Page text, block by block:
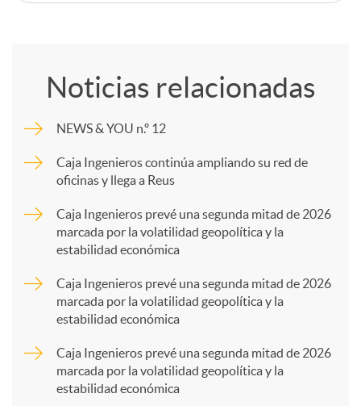
p
a
Noticias relacionadas
NEWS & YOU n.º 12
Caja Ingenieros continúa ampliando su red de
oficinas y llega a Reus
Caja Ingenieros prevé una segunda mitad de 2026
marcada por la volatilidad geopolítica y la
estabilidad económica
Caja Ingenieros prevé una segunda mitad de 2026
marcada por la volatilidad geopolítica y la
estabilidad económica
Caja Ingenieros prevé una segunda mitad de 2026
marcada por la volatilidad geopolítica y la
estabilidad económica